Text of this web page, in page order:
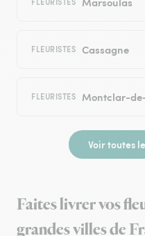
FLEURISTES Cassagne
FLEURISTES Montclar-
Voir toutes
Faites livrer vos
grandes villes de